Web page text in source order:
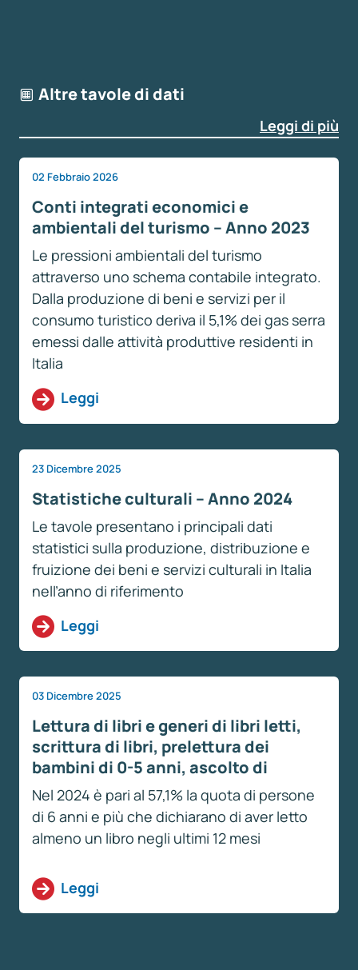
Altre tavole di dati
Leggi di più
02 Febbraio 2026
Conti integrati economici e
ambientali del turismo – Anno 2023
Le pressioni ambientali del turismo
attraverso uno schema contabile integrato.
Dalla produzione di beni e servizi per il
consumo turistico deriva il 5,1% dei gas serra
emessi dalle attività produttive residenti in
Italia
Leggi
23 Dicembre 2025
Statistiche culturali – Anno 2024
Le tavole presentano i principali dati
statistici sulla produzione, distribuzione e
fruizione dei beni e servizi culturali in Italia
nell’anno di riferimento
Leggi
03 Dicembre 2025
Lettura di libri e generi di libri letti,
scrittura di libri, prelettura dei
bambini di 0-5 anni, ascolto di
podcast – Anno 2024
Nel 2024 è pari al 57,1% la quota di persone
di 6 anni e più che dichiarano di aver letto
almeno un libro negli ultimi 12 mesi
Leggi